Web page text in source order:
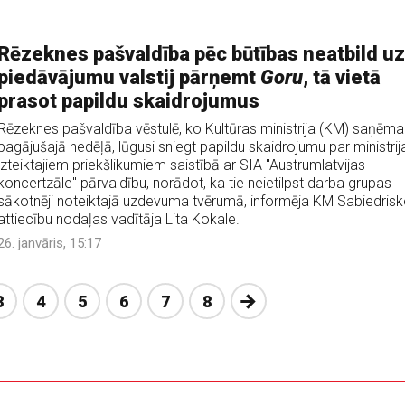
pašvaldība pēc būtības neatbild uz
valstij pārņemt Goru, tā vietā
papildu skaidrojumus
pašvaldība vēstulē, ko Kultūras ministrija (KM) saņēma
nedēļā, lūgusi sniegt papildu skaidrojumu par
priekšlikumiem saistībā ar SIA "Austrumlatvijas
pārvaldību, norādot, ka tie neietilpst darba grupas
noteiktajā uzdevuma tvērumā, informēja KM
nodaļas vadītāja Lita Kokale.
janvāris, 15:17
4 5 6 7 8 Nākošā